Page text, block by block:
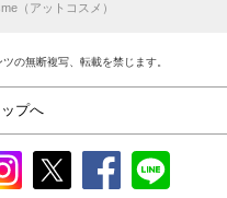
（アットコスメ）
の無断複写、転載を禁じます。
プへ